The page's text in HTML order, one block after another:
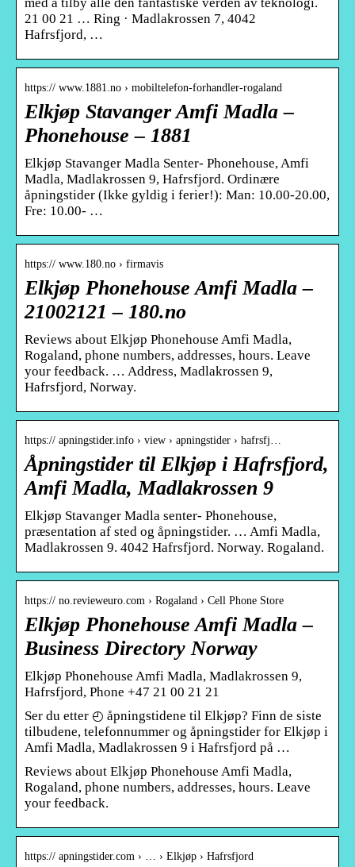
21 00 21 … Ring · Madlakrossen 7, 4042
Hafrsfjord, …
https:// www.1881.no › mobiltelefon-forhandler-rogaland
Elkjøp Stavanger Amfi Madla –
Phonehouse – 1881
Elkjøp Stavanger Madla Senter- Phonehouse, Amfi
Madla, Madlakrossen 9, Hafrsfjord. Ordinære
åpningstider (Ikke gyldig i ferier!): Man: 10.00-20.00,
Fre: 10.00- …
https:// www.180.no › firmavis
Elkjøp Phonehouse Amfi Madla –
21002121 – 180.no
Reviews about Elkjøp Phonehouse Amfi Madla,
Rogaland, phone numbers, addresses, hours. Leave
your feedback. … Address, Madlakrossen 9,
Hafrsfjord, Norway.
https:// apningstider.info › view › apningstider › hafrsfj…
Åpningstider til Elkjøp i Hafrsfjord,
Amfi Madla, Madlakrossen 9
Elkjøp Stavanger Madla senter- Phonehouse,
præsentation af sted og åpningstider. … Amfi Madla,
Madlakrossen 9. 4042 Hafrsfjord. Norway. Rogaland.
https:// no.revieweuro.com › Rogaland › Cell Phone Store
Elkjøp Phonehouse Amfi Madla –
Business Directory Norway
Elkjøp Phonehouse Amfi Madla, Madlakrossen 9,
Hafrsfjord, Phone +47 21 00 21 21
Ser du etter ◴ åpningstidene til Elkjøp? Finn de siste
tilbudene, telefonnummer og åpningstider for Elkjøp i
Amfi Madla, Madlakrossen 9 i Hafrsfjord på …
Reviews about Elkjøp Phonehouse Amfi Madla,
Rogaland, phone numbers, addresses, hours. Leave
your feedback.
https:// apningstider.com › … › Elkjøp › Hafrsfjord